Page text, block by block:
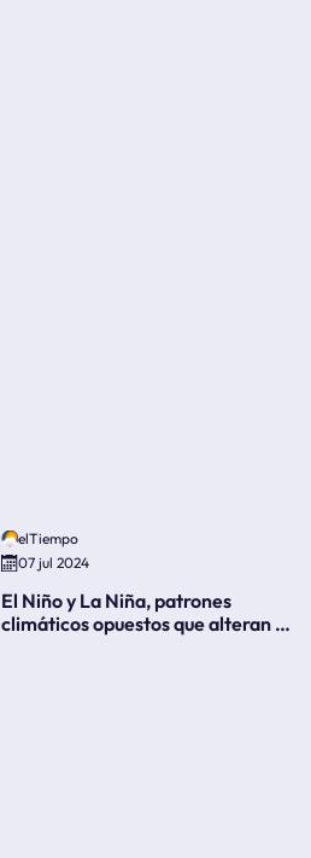
elTiempo
07 jul 2024
El Niño y La Niña, patrones
climáticos opuestos que alteran la